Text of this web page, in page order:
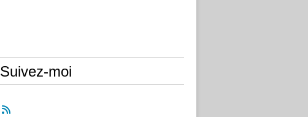
Suivez-moi